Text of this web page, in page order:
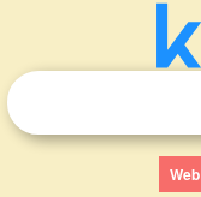
Web